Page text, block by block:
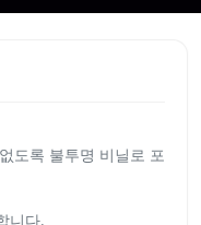
도록 불투명 비닐로 포
니다.